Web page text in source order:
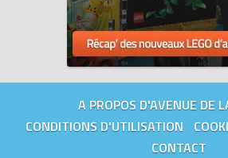
A PROPOS D'AVENUE DE
CONDITIONS D'UTILISATION
CONTACT